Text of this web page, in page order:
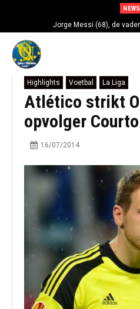
NEWS
Jorge Messi (68), de
Highlights Voetbal La Liga
Atlético strikt
opvolger
16/07/2014